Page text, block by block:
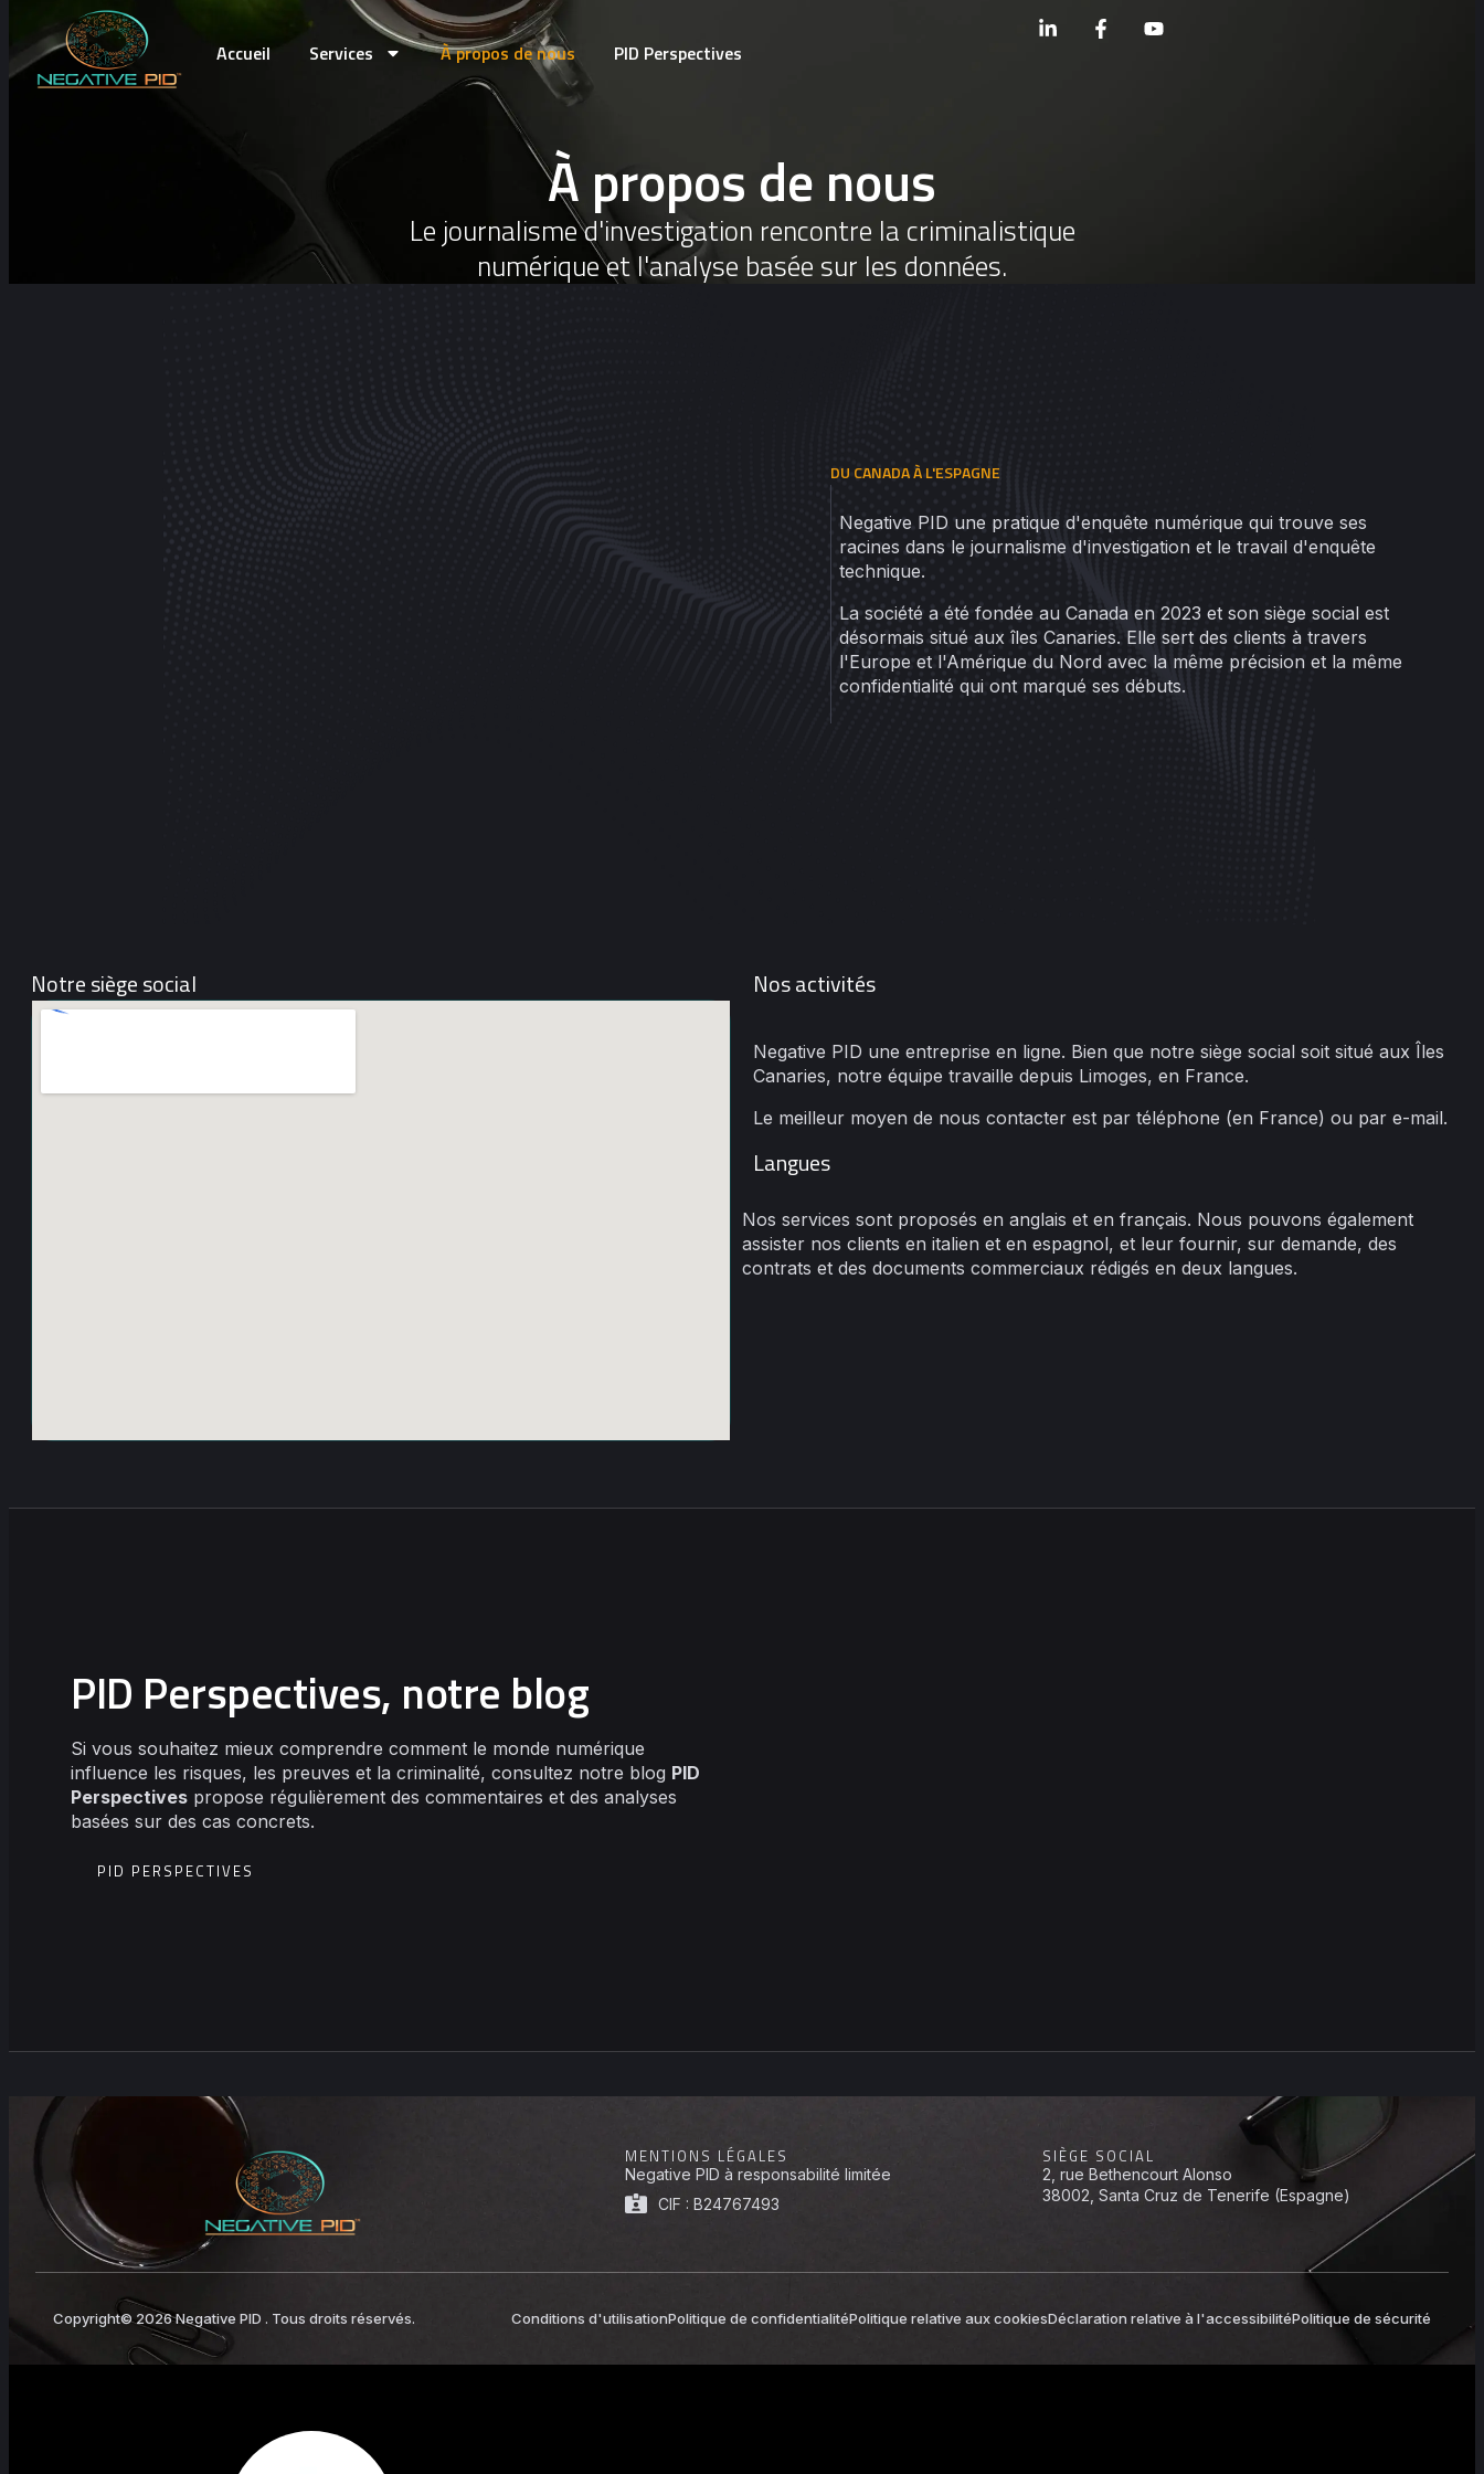
Accueil Services À propos de nous PID Perspectives
À propos de nous
Le journalisme d'investigation rencontre la criminalistique
numérique et l'analyse basée sur les données.
DU CANADA À L'ESPAGNE
Negative PID une pratique d'enquête numérique qui trouve ses
racines dans le journalisme d'investigation et le travail d'enquête
technique.
La société a été fondée au Canada en 2023 et son siège social est
désormais situé aux îles Canaries. Elle sert des clients à travers
l'Europe et l'Amérique du Nord avec la même précision et la même
confidentialité qui ont marqué ses débuts.
Notre siège social Nos activités
Negative PID une entreprise en ligne. Bien que notre siège social soit situé aux Îles
Canaries, notre équipe travaille depuis Limoges, en France.
Le meilleur moyen de nous contacter est par téléphone (en France) ou par e-mail.
Langues
Nos services sont proposés en anglais et en français. Nous pouvons également
assister nos clients en italien et en espagnol, et leur fournir, sur demande, des
contrats et des documents commerciaux rédigés en deux langues.
PID Perspectives, notre blog
Si vous souhaitez mieux comprendre comment le monde numérique
influence les risques, les preuves et la criminalité, consultez notre blog PID
Perspectives propose régulièrement des commentaires et des analyses
basées sur des cas concrets.
PID PERSPECTIVES
MENTIONS LÉGALES
Negative PID à responsabilité limitée
CIF : B24767493
SIÈGE SOCIAL
2, rue Bethencourt Alonso
38002, Santa Cruz de Tenerife (Espagne)
Copyright© 2026 Negative PID . Tous droits réservés. Conditions d'utilisationPolitique de confidentialitéPolitique relative aux cookiesDéclaration relative à l'accessibilitéPolitique de sécurité